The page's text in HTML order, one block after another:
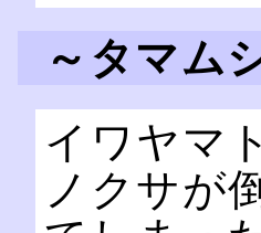
～タマム
イワヤマ
ノクサが